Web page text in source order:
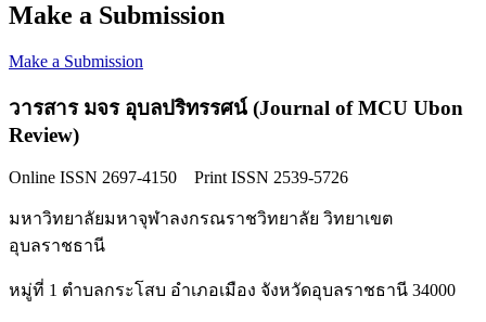
Make a Submission
Make a Submission
วารสาร มจร อุบลปริทรรศน์ (Journal of MCU Ubon
Review)
Online ISSN 2697-4150 Print ISSN 2539-5726
มหาวิทยาลัยมหาจุฬาลงกรณราชวิทยาลัย วิทยาเขต
อุบลราชธานี
หมู่ที่ 1 ตำบลกระโสบ อำเภอเมือง จังหวัดอุบลราชธานี 34000